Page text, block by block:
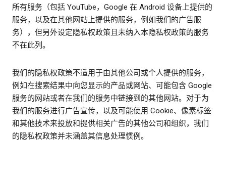
所有服务（包括 YouTube，Google 在 Android 设备上提供的
服务，以及在其他网站上提供的服务，例如我们的广告服
务），但另外设定隐私权政策且未纳入本隐私权政策的服务
不在此列。
我们的隐私权政策不适用于由其他公司或个人提供的服务，
例如在搜索结果中向您显示的产品或网站、可能包含 Google
服务的网站或者在我们的服务中链接到的其他网站。对于为
我们的服务进行广告宣传，以及可能使用 Cookie、像素标签
和其他技术来投放和提供相关广告的其他公司和组织，我们
的隐私权政策并未涵盖其信息处理惯例。